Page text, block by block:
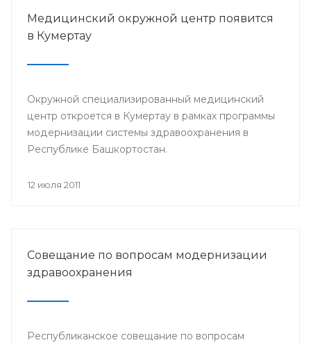
Медицинский окружной центр появится
в Кумертау
Окружной специализированный медицинский
центр откроется в Кумертау в рамках программы
модернизации системы здравоохранения в
Республике Башкортостан.
12 июля 2011
Совещание по вопросам модернизации
здравоохранения
Республиканское совещание по вопросам